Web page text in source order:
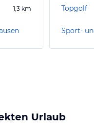
1,3 km Topgolf
Urlaub